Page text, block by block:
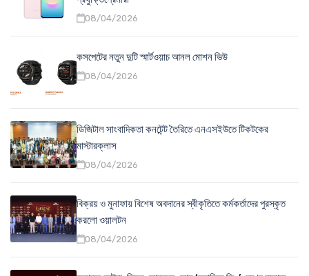
08/04/2026
কসপেটের নতুন দুটি স্মার্টওয়াচ আনল মোশন ভিউ
08/04/2026
ডিজিটাল সাংবাদিকতা কনটেন্ট তৈরিতে এনএসইউতে টিকটকের
মাস্টারক্লাস
08/04/2026
বিক্রয় ও মুনাফায় বিশেষ অবদানের স্বীকৃতিতে কর্মকর্তাদের পুরস্কৃত
করলো ওয়ালটন
08/04/2026